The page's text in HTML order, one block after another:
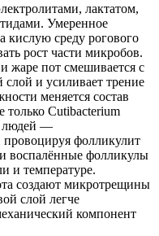
лактатом,
Умеренное
кислую среду рогового
рост части микробов.
жаре пот смешивается с
и усиливает трение
меняется состав
только Cutibacterium
людей —
фолликулит
воспалённые фолликулы
и температуре.
создают микротрещины
слой легче
компонент